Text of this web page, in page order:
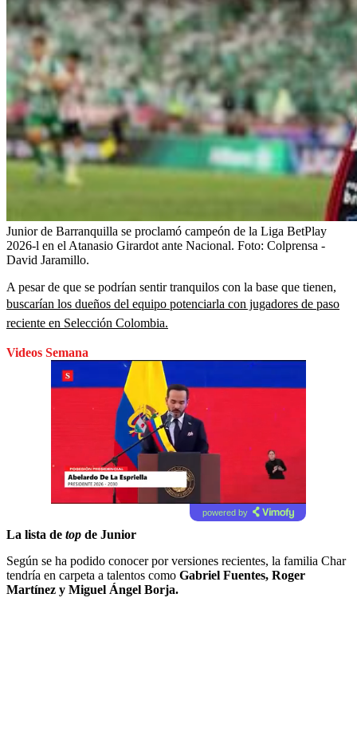
Junior de Barranquilla se proclamó campeón de la Liga BetPlay
2026-l en el Atanasio Girardot ante Nacional. Foto: Colprensa -
David Jaramillo.
A pesar de que se podrían sentir tranquilos con la base que tienen,
buscarían los dueños del equipo potenciarla con jugadores de paso
reciente en Selección Colombia.
Videos Semana
powered by
La lista de top de Junior
Según se ha podido conocer por versiones recientes, la familia Char
tendría en carpeta a talentos como Gabriel Fuentes, Roger
Martínez y Miguel Ángel Borja.